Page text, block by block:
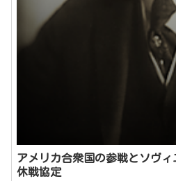
アメリカ合衆国の参戦とソヴ
休戦協定